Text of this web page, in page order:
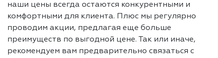
наши цены всегда остаются конкурентными и
комфортными для клиента. Плюс мы регулярно
проводим акции, предлагая еще больше
преимуществ по выгодной цене. Так или иначе,
рекомендуем вам предварительно связаться с